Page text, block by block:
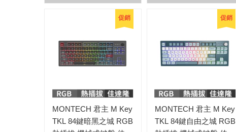
促銷
MONTECH 君主 M Key
TKL 84鍵暗黑之城 RGB
促銷
MONTECH 君主 M Key
TKL 84鍵自由之城 RGB